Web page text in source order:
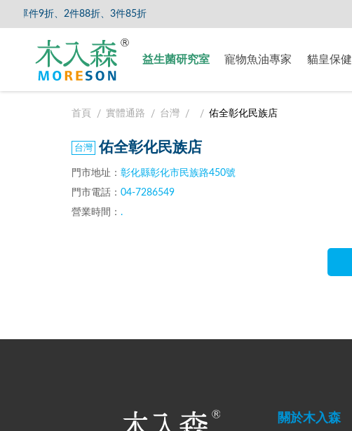
單件9折、2件88折、3件85折
益生菌研究室 寵物魚油專家 貓皇保健
首頁 實體通路 台灣 佑全彰化民族店
佑全彰化民族店
門市地址： 彰化縣彰化市民族路450號
門市電話： 04-7286549
營業時間： .
關於木入森